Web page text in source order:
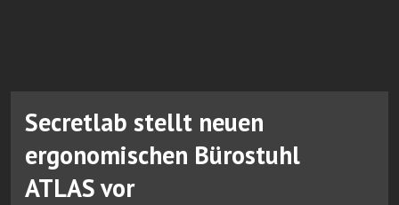
Secretlab stellt neuen
ergonomischen Bürostuhl
ATLAS vor